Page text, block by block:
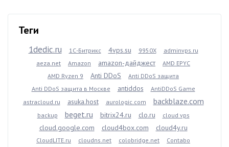
Теги
1dedic.ru 1С-Битрикс 4vps.su 9950X
adminvps.ru
aeza.net
Amazon amazon-дайджест
AMD EPYC
AMD Ryzen 9
Anti DDoS
Anti DDoS защита
Anti DDoS защита в Москве
antiddos
AntiDDoS Game
astracloud.ru
asuka.host aurologic.com backblaze.com
backup beget.ru bitrix24.ru clo.ru cloud vps
cloud.google.com cloud4box.com cloud4y.ru
CloudLITE.ru cloudns.net colobridge.net Contabo